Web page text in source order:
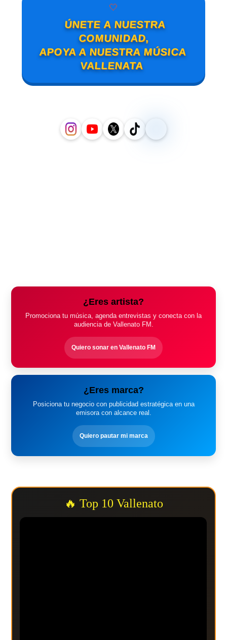
🤍
ÚNETE A NUESTRA
COMUNIDAD,
APOYA A NUESTRA MÚSICA
VALLENATA
¿Eres artista?
Promociona tu música, agenda entrevistas y conecta con la
audiencia de Vallenato FM.
Quiero sonar en Vallenato FM
¿Eres marca?
Posiciona tu negocio con publicidad estratégica en una
emisora con alcance real.
Quiero pautar mi marca
🔥 Top 10 Vallenato